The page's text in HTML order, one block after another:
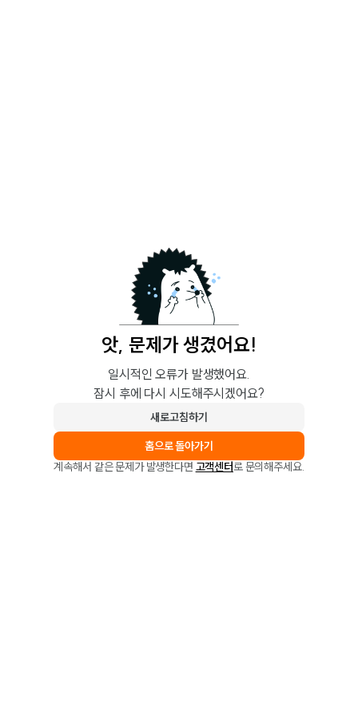
앗, 문제가 생겼어요!
일시적인 오류가 발생했어요.
잠시 후에 다시 시도해주시겠어요?
새로고침하기
홈으로 돌아가기
계속해서 같은 문제가 발생한다면 고객센터로 문의해주세요.